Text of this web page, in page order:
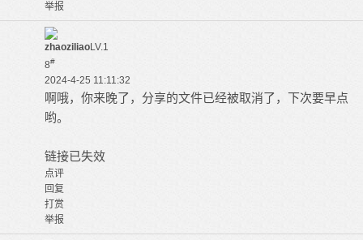
举报
zhaoziliaoLV.1
8#
2024-4-25 11:11:32
啊哦，你来晚了，分享的文件已经被取消了，下次要早点
哟。
链接已失效
点评
回复
打赏
举报